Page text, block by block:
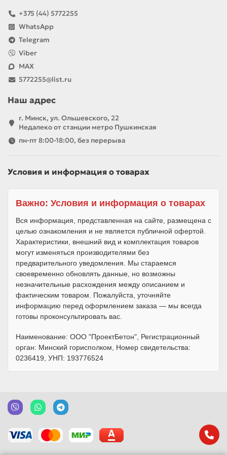
+375 (44) 5772255
WhatsApp
Telegram
Viber
MAX
5772255@list.ru
Наш адрес
г. Минск, ул. Ольшевского, 22
Недалеко от станции метро Пушкинская
пн-пт 8:00-18:00, без перерыва
Условия и информация о товарах
Важно: Условия и информация о товарах
Вся информация, представленная на сайте, размещена с
целью ознакомления и не является публичной офертой.
Характеристики, внешний вид и комплектация товаров
могут изменяться производителями без
предварительного уведомления. Мы стараемся
своевременно обновлять данные, но возможны
незначительные расхождения между описанием и
фактическим товаром. Пожалуйста, уточняйте
информацию перед оформлением заказа — мы всегда
готовы проконсультировать вас.
Наименование: ООО "ПроектБетон", Регистрационный
орган: Минский горисполком, Номер свидетельства:
0236419, УНП: 193776524